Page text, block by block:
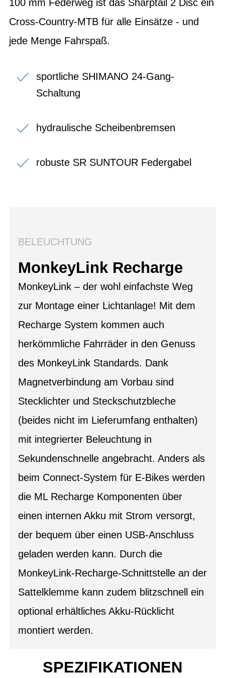
100 mm Federweg ist das Sharptail 2 Disc ein
Cross-Country-MTB für alle Einsätze - und
jede Menge Fahrspaß.
sportliche SHIMANO 24-Gang-
Schaltung
hydraulische Scheibenbremsen
robuste SR SUNTOUR Federgabel
BELEUCHTUNG
MonkeyLink Recharge
MonkeyLink – der wohl einfachste Weg
zur Montage einer Lichtanlage! Mit dem
Recharge System kommen auch
herkömmliche Fahrräder in den Genuss
des MonkeyLink Standards. Dank
Magnetverbindung am Vorbau sind
Stecklichter und Steckschutzbleche
(beides nicht im Lieferumfang enthalten)
mit integrierter Beleuchtung in
Sekundenschnelle angebracht. Anders als
beim Connect-System für E-Bikes werden
die ML Recharge Komponenten über
einen internen Akku mit Strom versorgt,
der bequem über einen USB-Anschluss
geladen werden kann. Durch die
MonkeyLink-Recharge-Schnittstelle an der
Sattelklemme kann zudem blitzschnell ein
optional erhältliches Akku-Rücklicht
montiert werden.
SPEZIFIKATIONEN